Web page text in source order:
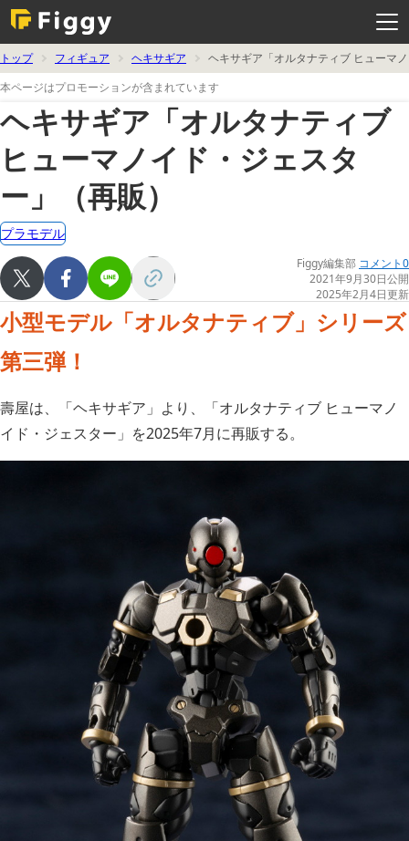
ー
開
く
トップ フィギュア ヘキサギア
ヘキサギア「オルタナティブ ヒューマ
本ページはプロモーションが含まれています
ヘキサギア「オルタナティブ
ヒューマノイド・ジェスタ
ー」（再販）
プラモデル
Figgy編集部 コメント0
2021年9月30日公開
2025年2月4日更新
小型モデル「オルタナティブ」シリーズ
第三弾！
壽屋は、「ヘキサギア」より、「オルタナティブ ヒューマノ
イド・ジェスター」を2025年7月に再販する。